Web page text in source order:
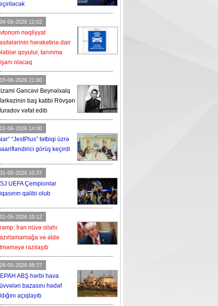
04-06-2026 12:02
nəqliyyat
hərəkətinə dair
qoyulur, tanınma
olacaq
03-06-2026 21:00
Gəncəvi Beynəlxalq
baş katibi Rövşən
vəfat edib
02-06-2026 14:00
“JestPlus” tətbiqi üzrə
görüş keçirdi
31-05-2026 10:37
UEFA Çempionlar
qalibi olub
31-05-2026 10:12
İran nüvə silahı
və əldə
razılaşıb
28-05-2026 08:37
ABŞ hərbi hava
bazasını hədəf
açıqlayıb